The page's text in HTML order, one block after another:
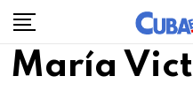
Skip
content
María